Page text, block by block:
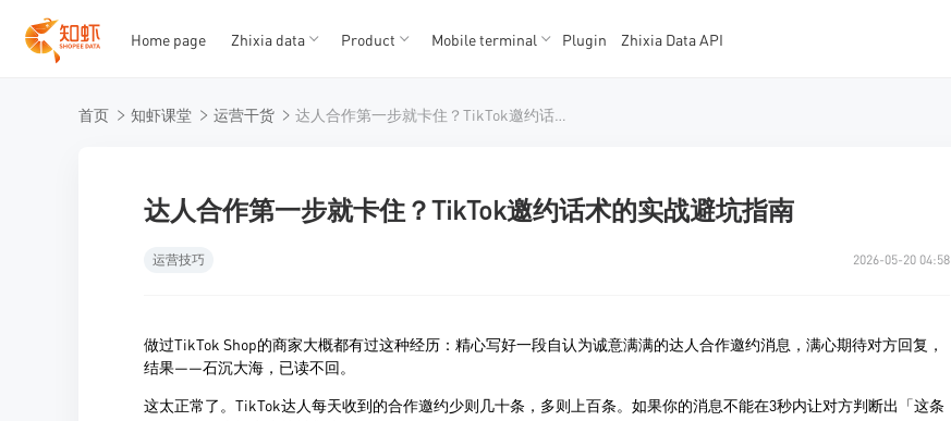
TK数据
TK数据
Home page Zhixia data Product Mobile terminal Plugin Zhixia Data API
首页 知虾课堂 运营干货 达人合作第一步就卡住？TikTok邀约话术的实战避坑指南
达人合作第一步就卡住？TikTok邀约话术的实战避坑指南
运营技巧 2026-05-20 04:58